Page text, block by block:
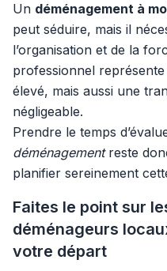
Un déménagement à
peut séduire, mais il
l’organisation et de la
professionnel
élevé, mais aussi une
négligeable.
Prendre le temps
déménagementreste
planifier sereinement
Faites le point sur
déménageurs
votre départ